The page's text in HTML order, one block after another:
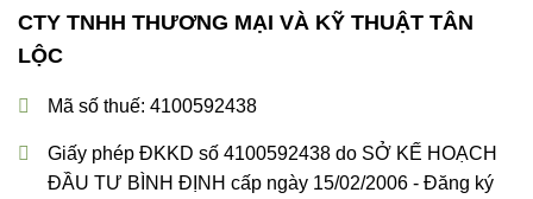
CTY TNHH THƯƠNG MẠI VÀ KỸ THUẬT TÂN
LỘC
Mã số thuế: 4100592438
Giấy phép ĐKKD số 4100592438 do SỞ KẾ HOẠCH
ĐẦU TƯ BÌNH ĐỊNH cấp ngày 15/02/2006 - Đăng ký